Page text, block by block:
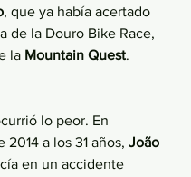
, que ya había acertado
de la Douro Bike Race,
la Mountain Quest.
lo peor. En
2014 a los 31 años, João
en un accidente